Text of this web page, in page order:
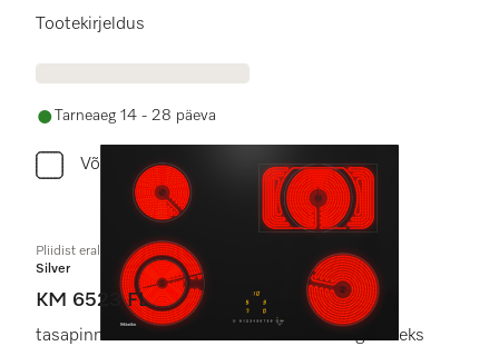
Tootekirjeldus
Tarneaeg 14 - 28 päeva
Võrdle
Pliidist eraldi elektriline pliidiplaat
Silver
KM 6523 FL
tasapinnaliseks sisseehitamiseks eriti elegantseks